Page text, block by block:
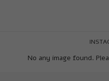
No any image found.